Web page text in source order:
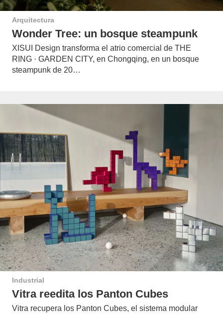
Arquitectura
Wonder Tree: un bosque steampunk
XISUI Design transforma el atrio comercial de THE
RING · GARDEN CITY, en Chongqing, en un bosque
steampunk de 20…
Industrial
Vitra reedita los Panton Cubes
Vitra recupera los Panton Cubes, el sistema modular